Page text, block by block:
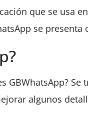
que se usa
se
GBWhatsApp?
algunos